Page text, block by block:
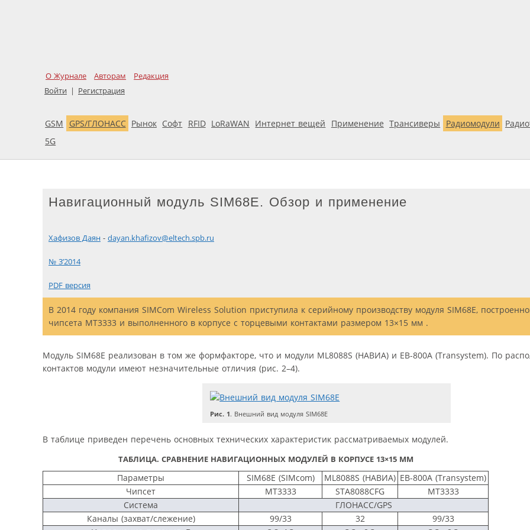
О Журнале Авторам
Редакция
Войти | Регистрация
GSM GPS/ГЛОНАСС Рынок Софт RFID LoRaWAN Интернет вещей Применение Трансиверы Радиомодули
5G
Навигационный модуль SIM68E. Обзор и применение
Хафизов Даян - dayan.khafizov@eltech.spb.ru
№ 3’2014
PDF версия
В 2014 году компания SIMCom Wireless Solution приступила к серийному производству модуля SIM68E,
чипсета МТ3333 и выполненного в корпусе с торцевыми контактами размером 13×15 мм .
Модуль SIM68E реализован в том же формфакторе, что и модули ML8088S (НАВИА) и EB-800A (Transystem). По
контактов модули имеют незначительные отличия (рис. 2–4).
Рис. 1. Внешний вид модуля SIM68E
В таблице приведен перечень основных технических характеристик рассматриваемых модулей.
ТАБЛИЦА. СРАВНЕНИЕ НАВИГАЦИОННЫХ МОДУЛЕЙ В КОРПУСЕ 13×15 ММ
Параметры SIM68E (SIMcom) ML8088S (НАВИА) EB-800A (Transystem)
Чипсет
МТ3333 STA8088CFG
MT3333
Система
ГЛОНАСС/GPS
Каналы (захват/слежение)
99/33 32
99/33